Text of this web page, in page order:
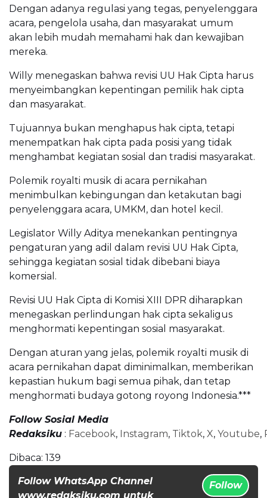
Dengan adanya regulasi yang tegas, penyelenggara
acara, pengelola usaha, dan masyarakat umum
akan lebih mudah memahami hak dan kewajiban
mereka.
Willy menegaskan bahwa revisi UU Hak Cipta harus
menyeimbangkan kepentingan pemilik hak cipta
dan masyarakat.
Tujuannya bukan menghapus hak cipta, tetapi
menempatkan hak cipta pada posisi yang tidak
menghambat kegiatan sosial dan tradisi masyarakat.
Polemik royalti musik di acara pernikahan
menimbulkan kebingungan dan ketakutan bagi
penyelenggara acara, UMKM, dan hotel kecil.
Legislator Willy Aditya menekankan pentingnya
pengaturan yang adil dalam revisi UU Hak Cipta,
sehingga kegiatan sosial tidak dibebani biaya
komersial.
Revisi UU Hak Cipta di Komisi XIII DPR diharapkan
menegaskan perlindungan hak cipta sekaligus
menghormati kepentingan sosial masyarakat.
Dengan aturan yang jelas, polemik royalti musik di
acara pernikahan dapat diminimalkan, memberikan
kepastian hukum bagi semua pihak, dan tetap
menghormati budaya gotong royong Indonesia.***
Follow Sosial Media
Redaksiku : Facebook, Instagram, Tiktok, X, Youtube,
Dibaca: 139
Follow WhatsApp Channel
www.redaksiku.com untuk
Follow